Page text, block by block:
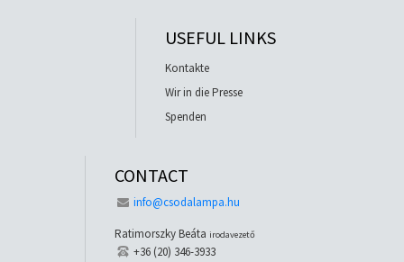
USEFUL LINKS
Kontakte
Wir in die Presse
Spenden
CONTACT
info@csodalampa.hu
Ratimorszky Beáta irodavezető
+36 (20) 346-3933